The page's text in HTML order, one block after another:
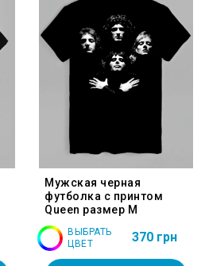
Мужская черная
футболка с принтом
Queen размер M
ВЫБРАТЬ
ЦВЕТ
370 грн